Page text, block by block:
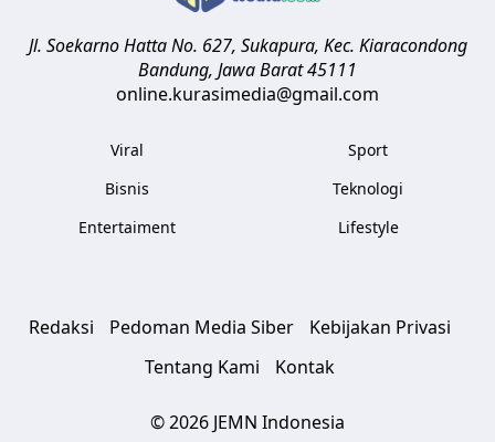
Jl. Soekarno Hatta No. 627, Sukapura, Kec. Kiaracondong
Bandung, Jawa Barat45111
online.kurasimedia@gmail.com
Viral
Bisnis
Entertaiment
Sport
Teknologi
Lifestyle
Redaksi Pedoman Media Siber
Kebijakan Privasi
Tentang Kami
Kontak
© 2026 JEMN Indonesia